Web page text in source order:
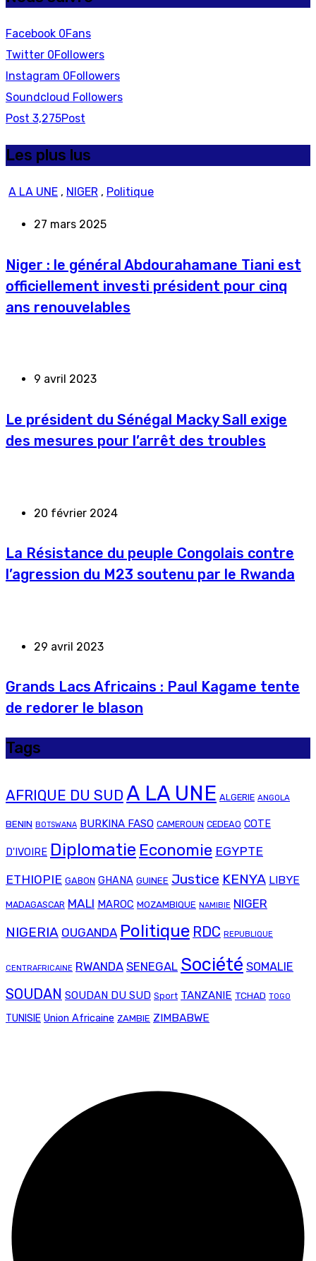
Facebook 0Fans
Twitter 0Followers
Instagram 0Followers
Soundcloud Followers
Post 3,275Post
Les plus lus
A LA UNE , NIGER , Politique
27 mars 2025
Niger : le général Abdourahamane Tiani est
officiellement investi président pour cinq
ans renouvelables
9 avril 2023
Le président du Sénégal Macky Sall exige
des mesures pour l’arrêt des troubles
20 février 2024
La Résistance du peuple Congolais contre
l’agression du M23 soutenu par le Rwanda
29 avril 2023
Grands Lacs Africains : Paul Kagame tente
de redorer le blason
Tags
AFRIQUE DU SUD A LA UNE ALGERIE ANGOLA
BENIN BOTSWANA BURKINA FASO CAMEROUN CEDEAO COTE
D'IVOIRE Diplomatie Economie EGYPTE
ETHIOPIE GABON GHANA GUINEE Justice KENYA LIBYE
MADAGASCAR MALI MAROC MOZAMBIQUE NAMIBIE NIGER
NIGERIA OUGANDA Politique RDC REPUBLIQUE
CENTRAFRICAINE RWANDA SENEGAL Société SOMALIE
SOUDAN SOUDAN DU SUD Sport TANZANIE TCHAD TOGO
TUNISIE Union Africaine ZAMBIE ZIMBABWE